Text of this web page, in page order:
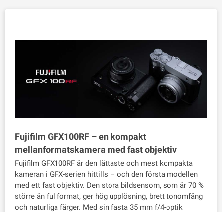
Fujifilm GFX100RF – en kompakt
mellanformatskamera med fast objektiv
Fujifilm GFX100RF är den lättaste och mest kompakta
kameran i GFX-serien hittills – och den första modellen
med ett fast objektiv. Den stora bildsensorn, som är 70 %
större än fullformat, ger hög upplösning, brett tonomfång
och naturliga färger. Med sin fasta 35 mm f/4-optik